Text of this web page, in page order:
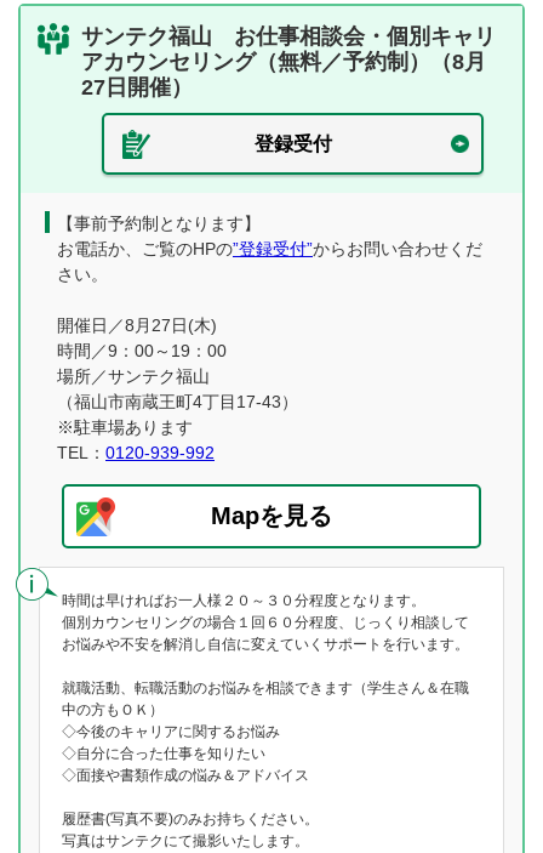
サンテク福山 お仕事相談会・個別キャリ
アカウンセリング（無料／予約制）（8月
27日開催）
登録受付
【事前予約制となります】
お電話か、ご覧のHPの”登録受付”からお問い合わせくだ
さい。
開催日／8月27日(木)
時間／9：00～19：00
場所／サンテク福山
（福山市南蔵王町4丁目17-43）
※駐車場あります
TEL： 0120-939-992
Mapを見る
時間は早ければお一人様２０～３０分程度となります。
個別カウンセリングの場合１回６０分程度、じっくり相談して
お悩みや不安を解消し自信に変えていくサポートを行います。
就職活動、転職活動のお悩みを相談できます（学生さん＆在職
中の方もＯＫ）
◇今後のキャリアに関するお悩み
◇自分に合った仕事を知りたい
◇面接や書類作成の悩み＆アドバイス
履歴書(写真不要)のみお持ちください。
写真はサンテクにて撮影いたします。